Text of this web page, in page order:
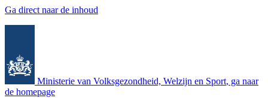
Ga direct naar de inhoud
Ministerie van Volksgezondheid, Welzijn en Sport, ga naar
de homepage